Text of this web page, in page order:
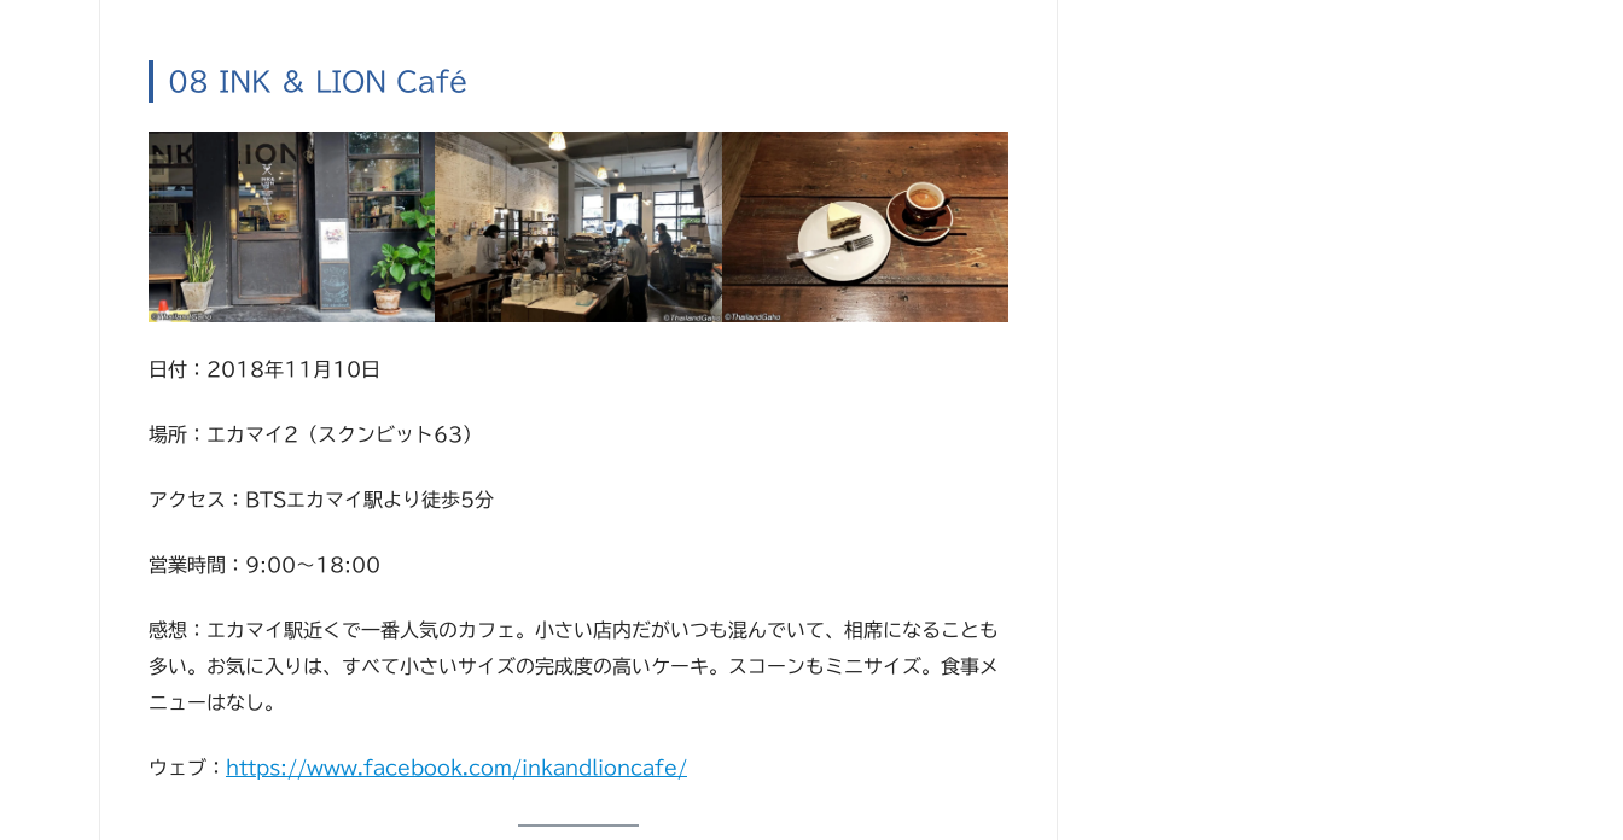
08 INK & LION Café
日付：2018年11月10日
場所：エカマイ2（スクンビット63）
アクセス：BTSエカマイ駅より徒歩5分
営業時間：9:00〜18:00
感想：エカマイ駅近くで一番人気のカフェ。小さい店内だがいつも混んでいて、相席になることも
多い。お気に入りは、すべて小さいサイズの完成度の高いケーキ。スコーンもミニサイズ。食事メ
ニューはなし。
ウェブ： https://www.facebook.com/inkandlioncafe/